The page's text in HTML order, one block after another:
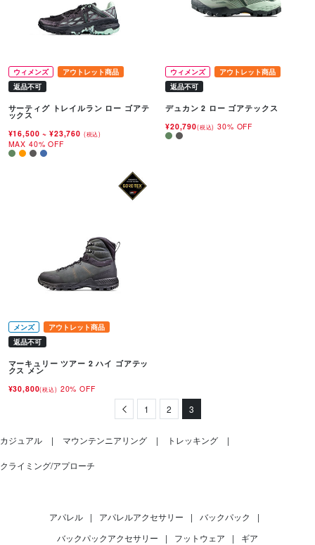
ウィメンズ
アウトレット商品
返品不可
サーティグ トレイルラン ロー ゴアテ
ックス
¥16,500~ ¥23,760 (税込)
MAX 40% OFF
ウィメンズ
アウトレット商品
返品不可
デュカン 2 ロー ゴアテックス
¥20,790(税込) 30% OFF
メンズ
アウトレット商品
返品不可
マーキュリー ツアー 2 ハイ ゴアテッ
クス メン
¥30,800(税込) 20% OFF
Previous
1 2 3
カジュアル マウンテンニアリング トレッキング
クライミング/アプローチ
アパレル | アパレルアクセサリー | バックパック
|
バックパックアクセサリー
| フットウェア | ギア